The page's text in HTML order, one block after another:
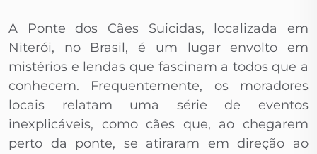
A Ponte dos Cães Suicidas, localizada em
Niterói, no Brasil, é um lugar envolto em
mistérios e lendas que fascinam a todos que a
conhecem. Frequentemente, os moradores
locais relatam uma série de eventos
inexplicáveis, como cães que, ao chegarem
perto da ponte, se atiraram em direção ao